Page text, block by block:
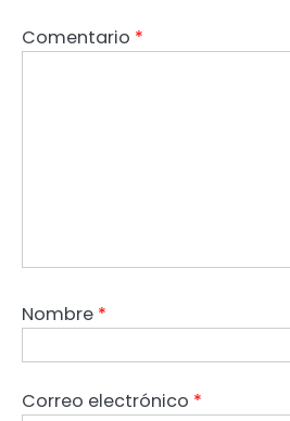
Comentario *
Nombre *
Correo electrónico *